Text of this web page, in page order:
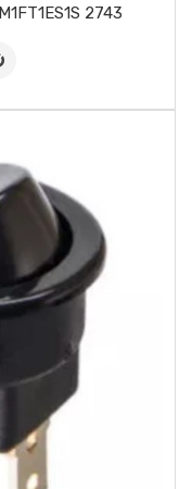
2743